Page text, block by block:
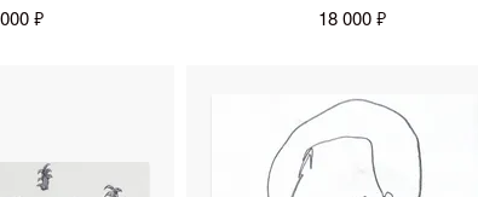
₽ 18 000 ₽